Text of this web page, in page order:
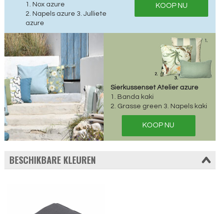
1. Nox azure
2. Napels azure 3. Julliete
azure
KOOP NU
Sierkussenset Atelier azure
1. Banda kaki
2. Grasse green 3. Napels kaki
KOOP NU
BESCHIKBARE KLEUREN